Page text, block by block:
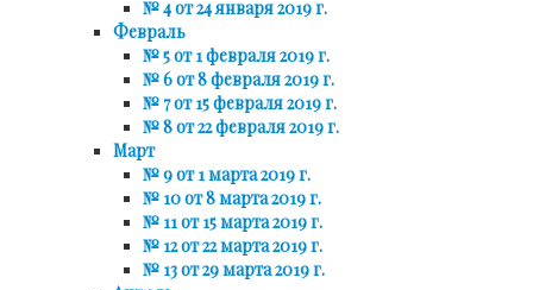
№ 4 от 24 января 2019 г.
Февраль
№ 5 от 1 февраля 2019 г.
№ 6 от 8 февраля 2019 г.
№ 7 от 15 февраля 2019 г.
№ 8 от 22 февраля 2019 г.
Март
№ 9 от 1 марта 2019 г.
№ 10 от 8 марта 2019 г.
№ 11 от 15 марта 2019 г.
№ 12 от 22 марта 2019 г.
№ 13 от 29 марта 2019 г.